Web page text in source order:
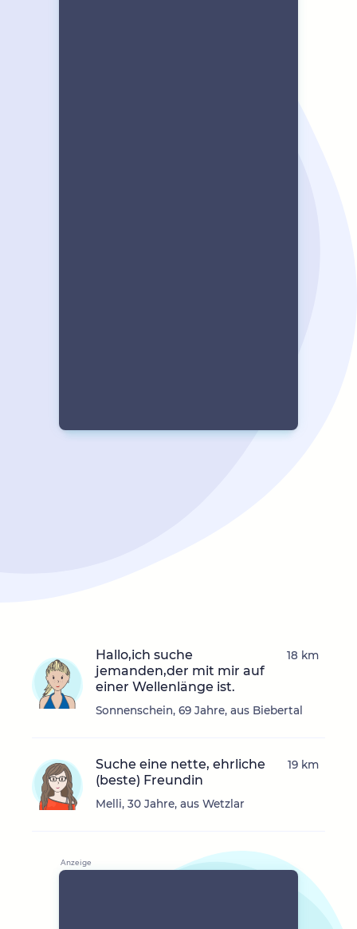
Hallo,ich suche
jemanden,der mit mir auf
einer Wellenlänge ist.
Sonnenschein, 69 Jahre, aus Biebertal
18 km
Suche eine nette, ehrliche
(beste) Freundin
Melli, 30 Jahre, aus Wetzlar
19 km